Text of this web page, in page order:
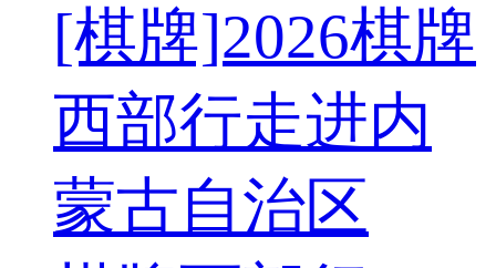
[棋牌]2026棋牌
西部行走进内
蒙古自治区